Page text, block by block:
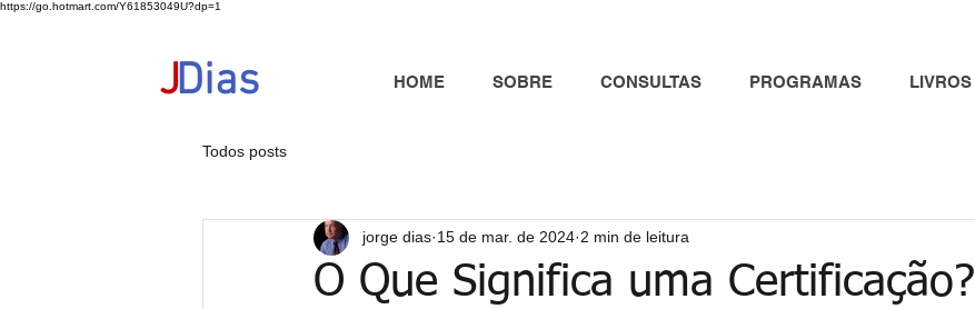
https://go.hotmart.com/Y61853049U?dp=1
JDias HOME SOBRE CONSULTAS PROGRAMAS LIVROS
Todos posts
O Que Significa uma Certificação?
jorge dias 15 de mar. de 2024 2 min de leitura